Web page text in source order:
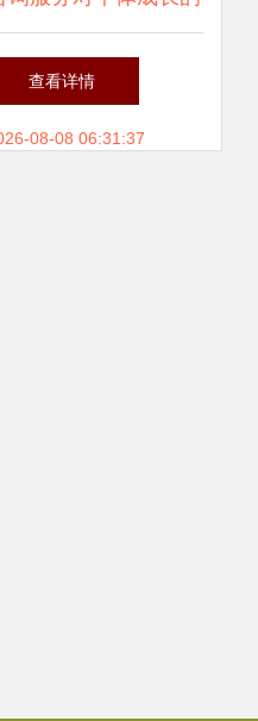
——基于忻之承文集
的综观视角
查看详情
08-08 06:31:37